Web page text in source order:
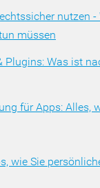
nutzen -
müssen
Plugins: Was ist
für Apps: Alles,
wie Sie